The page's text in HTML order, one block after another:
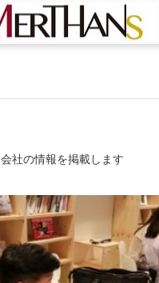
会社の情報を掲載します